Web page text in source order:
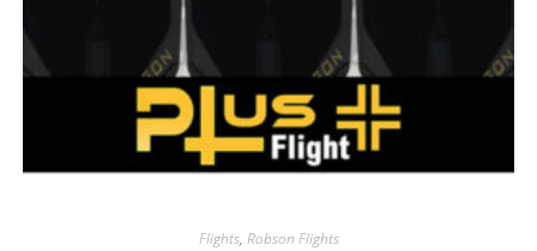
Flights, Robson Flights